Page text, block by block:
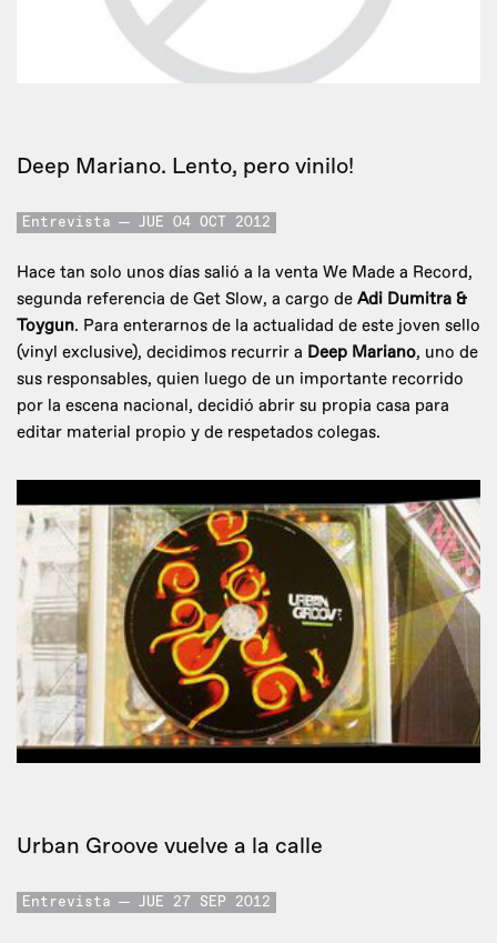
Deep Mariano. Lento, pero vinilo!
Entrevista JUE 04 OCT 2012
Hace tan solo unos días salió a la venta We Made a Record,
segunda referencia de Get Slow, a cargo de Adi Dumitra &
Toygun. Para enterarnos de la actualidad de este joven sello
(vinyl exclusive), decidimos recurrir a Deep Mariano, uno de
sus responsables, quien luego de un importante recorrido
por la escena nacional, decidió abrir su propia casa para
editar material propio y de respetados colegas.
Urban Groove vuelve a la calle
Entrevista JUE 27 SEP 2012